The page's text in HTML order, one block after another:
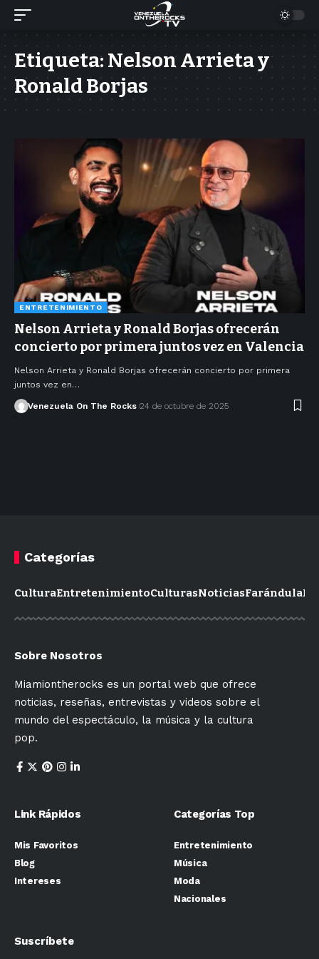
Etiqueta: Nelson Arrieta y
Ronald Borjas
ENTRETENIMIENTO
Nelson Arrieta y Ronald Borjas ofrecerán
concierto por primera juntos vez en Valencia
Nelson Arrieta y Ronald Borjas ofrecerán concierto por primera
juntos vez en…
Venezuela On The Rocks 24 de octubre de 2025
Categorías
CulturaEntretenimientoCulturasNoticiasFarándula
Sobre Nosotros
Miamiontherocks es un portal web que ofrece
noticias, reseñas, entrevistas y videos sobre el
mundo del espectáculo, la música y la cultura
pop.
Link Rápidos
Mis Favoritos
Blog
Intereses
Categorías Top
Entretenimiento
Música
Moda
Nacionales
Suscríbete